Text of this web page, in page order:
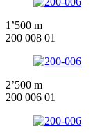
1’500 m
200 008 01
2’500 m
200 006 01